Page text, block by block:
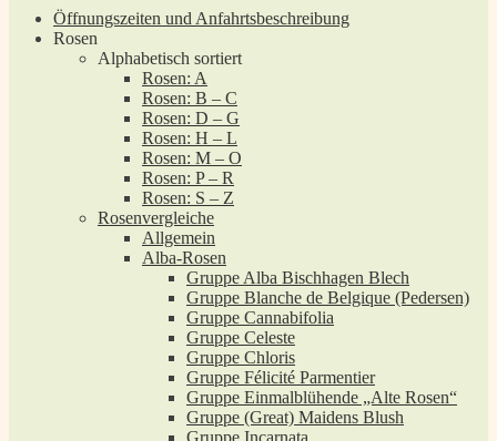
Öffnungszeiten und Anfahrtsbeschreibung
Rosen
Alphabetisch sortiert
Rosen: A
Rosen: B – C
Rosen: D – G
Rosen: H – L
Rosen: M – O
Rosen: P – R
Rosen: S – Z
Rosenvergleiche
Allgemein
Alba-Rosen
Gruppe Alba Bischhagen Blech
Gruppe Blanche de Belgique (Pedersen)
Gruppe Cannabifolia
Gruppe Celeste
Gruppe Chloris
Gruppe Félicité Parmentier
Gruppe Einmalblühende „Alte Rosen“
Gruppe (Great) Maidens Blush
Gruppe Incarnata